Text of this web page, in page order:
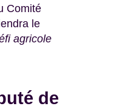
Comité
le
agricole
de